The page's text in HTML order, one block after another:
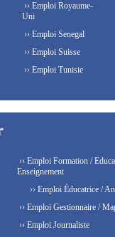
›› Emploi Royaume-
Uni
›› Emploi Senegal
›› Emploi Suisse
›› Emploi Tunisie
›› Emploi Formation /
Enseignement
›› Emploi Éducatrice /
›› Emploi Gestionnaire /
›› Emploi Journaliste